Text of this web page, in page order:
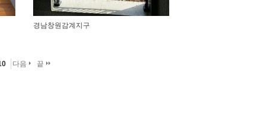
경남창원감계지구
다음 끝